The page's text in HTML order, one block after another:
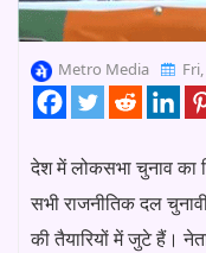
Metro Media
देश में लोकसभा चुनाव
सभी राजनीतिक दल
की तैयारियों में जुटे हैं।